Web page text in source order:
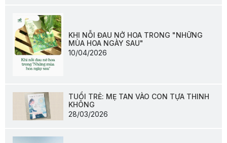
KHI NỖI ĐAU NỞ HOA TRONG "NHỮNG
MÙA HOA NGÀY SAU"
10/04/2026
TUỔI TRẺ: MẸ TAN VÀO CON TỰA THINH
KHÔNG
28/03/2026